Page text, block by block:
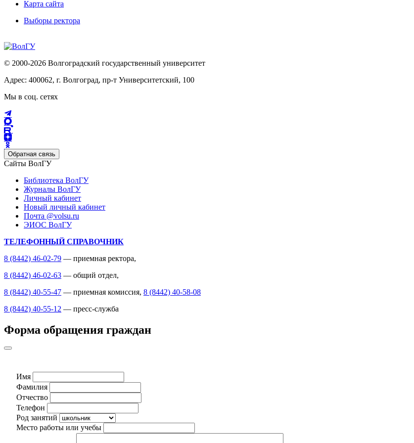
Карта сайта
Выборы ректора
© 2000-2026 Волгоградский государственный университет
Адрес: 400062, г. Волгоград, пр-т Университетский, 100
Мы в соц. сетях
Обратная связь
Сайты ВолГУ
Библиотека ВолГУ
Журналы ВолГУ
Личный кабинет
Новый личный кабинет
Почта @volsu.ru
ЭИОС ВолГУ
ТЕЛЕФОННЫЙ СПРАВОЧНИК
8 (8442) 46-02-79 — приемная ректора,
8 (8442) 46-02-63 — общий отдел,
8 (8442) 40-55-47 — приемная комиссия, 8 (8442) 40-58-08
8 (8442) 40-55-12 — пресс-служба
Форма обращения граждан
Имя
Фамилия
Отчество
Телефон
Род занятий
Место работы или учебы